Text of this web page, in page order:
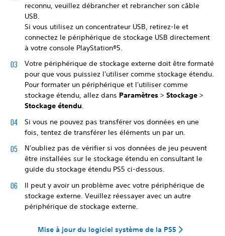
reconnu, veuillez débrancher et rebrancher son câble
USB.
Si vous utilisez un concentrateur USB, retirez-le et
connectez le périphérique de stockage USB directement
à votre console PlayStation®5.
Votre périphérique de stockage externe doit être formaté
pour que vous puissiez l'utiliser comme stockage étendu.
Pour formater un périphérique et l'utiliser comme
stockage étendu, allez dans Paramètres > Stockage >
Stockage étendu.
Si vous ne pouvez pas transférer vos données en une
fois, tentez de transférer les éléments un par un.
N'oubliez pas de vérifier si vos données de jeu peuvent
être installées sur le stockage étendu en consultant le
guide du stockage étendu PS5 ci-dessous.
Il peut y avoir un problème avec votre périphérique de
stockage externe. Veuillez réessayer avec un autre
périphérique de stockage externe.
Mise à jour du logiciel système de la PS5